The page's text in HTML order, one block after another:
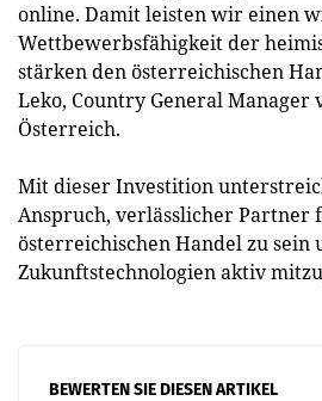
online. Damit leisten wir einen
Wettbewerbsfähigkeit der
stärken den österreichischen
Leko, Country General Manager
Österreich.
Mit dieser Investition
Anspruch, verlässlicher Partner
österreichischen Handel zu sein
Zukunftstechnologien aktiv
BEWERTEN SIE DIESEN ARTIKEL